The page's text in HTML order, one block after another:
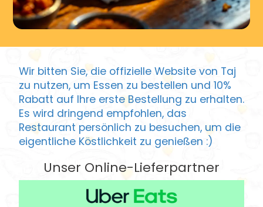
Wir bitten Sie, die offizielle Website von Taj
zu nutzen, um Essen zu bestellen und 10%
Rabatt auf Ihre erste Bestellung zu erhalten.
Es wird dringend empfohlen, das
Restaurant persönlich zu besuchen, um die
eigentliche Köstlichkeit zu genießen :)
Unser Online-Lieferpartner